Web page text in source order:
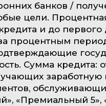
банков /
цели.
и до
процентным
Сумма кредита:
заработную
«Премиальный